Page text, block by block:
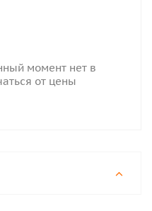
момент нет в
от цены